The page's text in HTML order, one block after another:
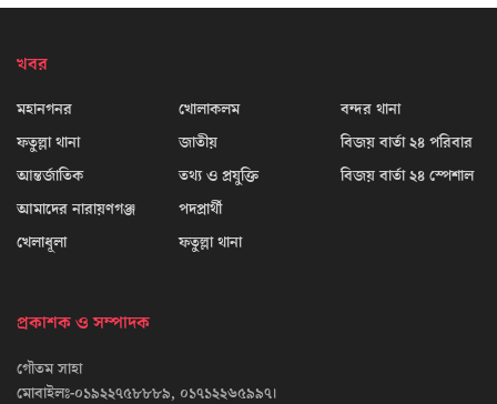
খবর
মহানগনর
ফতুল্লা থানা
আন্তর্জাতিক
আমাদের নারায়ণগঞ্জ
খেলাধূলা
খোলাকলম
জাতীয়
তথ্য ও প্রযুক্তি
পদপ্রার্থী
ফতুল্লা থানা
বন্দর থানা
বিজয় বার্তা ২৪ পরিবার
বিজয় বার্তা ২৪ স্পেশাল
প্রকাশক ও সম্পাদক
গৌতম সাহা
মোবাইলঃ-০১৯২২৭৫৮৮৮৯, ০১৭১২২৬৫৯৯৭।